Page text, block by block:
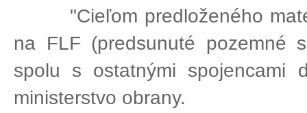
"Cieľom predloženého
na FLF (predsunuté pozemné
spolu s ostatnými spojencami
ministerstvo obrany.